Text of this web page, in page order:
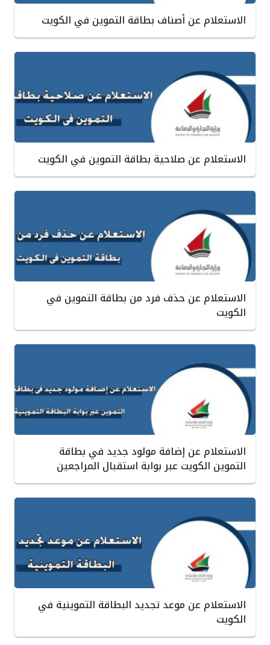
الاستعلام عن أصناف بطاقة التموين في الكويت
الاستعلام عن صلاحية بطاقة التموين في الكويت
الاستعلام عن حذف فرد من بطاقة التموين في
الكويت
الاستعلام عن إضافة مولود جديد في بطاقة
التموين الكويت عبر بوابة استقبال المراجعين
الاستعلام عن موعد تجديد البطاقة التموينية في
الكويت